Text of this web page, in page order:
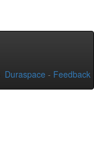
Duraspace - Feedback